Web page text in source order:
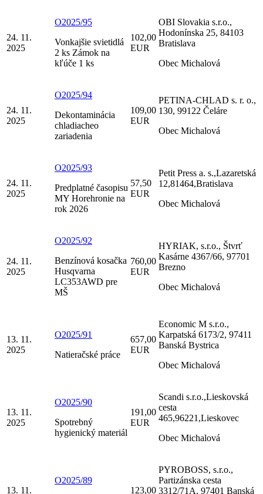
24. 11.
2025
O2025/95
Vonkajšie svietidlá
2 ks Zámok na
kľúče 1 ks
102,00
EUR
OBI Slovakia s.r.o.,
Hodonínska 25, 84103
Bratislava
Obec Michalová
24. 11.
2025
O2025/94
Dekontaminácia
chladiacheo
zariadenia
109,00
EUR
PETINA-CHLAD s. r. o.,
130, 99122 Čeláre
Obec Michalová
24. 11.
2025
O2025/93
Predplatné časopisu
MY Horehronie na
rok 2026
57,50
EUR
Petit Press a. s.,Lazaretská
12,81464,Bratislava
Obec Michalová
24. 11.
2025
O2025/92
Benzínová kosačka
Husqvarna
LC353AWD pre
MŠ
760,00
EUR
HYRIAK, s.r.o., Štvrť
Kasárne 4367/66, 97701
Brezno
Obec Michalová
13. 11.
2025
O2025/91
Natieračské práce
657,00
EUR
Economic M s.r.o.,
Karpatská 6173/2, 97411
Banská Bystrica
Obec Michalová
13. 11.
2025
O2025/90
Spotrebný
hygienický materiál
191,00
EUR
Scandi s.r.o.,Lieskovská
cesta
465,96221,Lieskovec
Obec Michalová
13. 11.
O2025/89
123,00
PYROBOSS, s.r.o.,
Partizánska cesta
3312/71A, 97401 Banská